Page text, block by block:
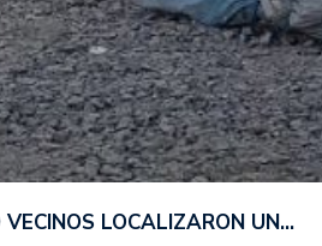
LOCALIZARON UN…